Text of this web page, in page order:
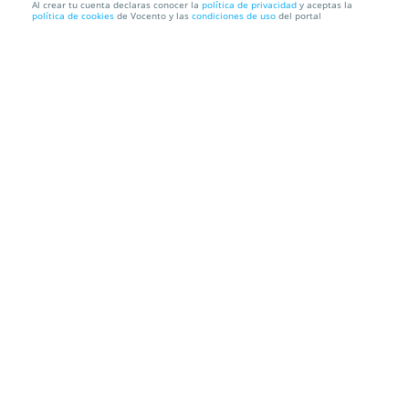
The Secret Party: música electrónica, arte. cultura y
Al crear tu cuenta declaras conocer la política de privacidad y aceptas la
política de cookies de Vocento y las condiciones de uso del portal